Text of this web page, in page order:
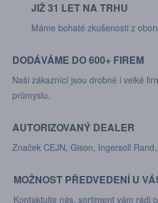
JIŽ 31 LET NA TRHU
Máme bohaté zkušenosti z
DODÁVÁME DO 600+ FIREM
Naši zákaznící jsou drobné i velké
průmyslu.
AUTORIZOVANÝ DEALER
Značek CEJN, Gison, Ingersoll
MOŽNOST PŘEDVEDENÍ U
Kontaktujte nás, sortiment vám rádi